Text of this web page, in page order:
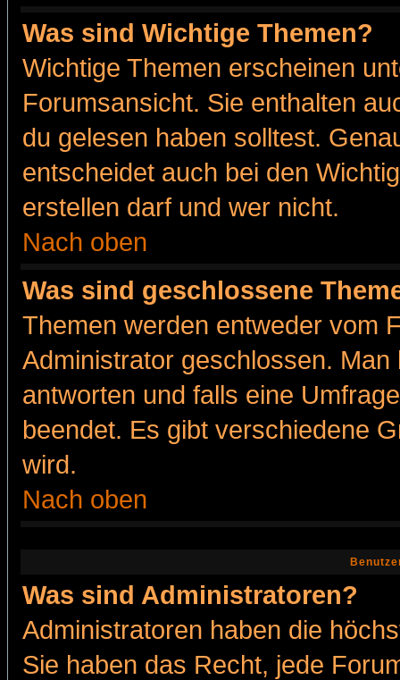
Was sind Wichtige Themen?
Wichtige Themen erscheinen
Forumsansicht. Sie enthalten
du gelesen haben solltest.
entscheidet auch bei den
erstellen darf und wer nicht.
Nach oben
Was sind geschlossene
Themen werden entweder vom
Administrator geschlossen.
antworten und falls eine
beendet. Es gibt verschiedene
wird.
Nach oben
Was sind Administratoren?
Administratoren haben die
Sie haben das Recht, jede